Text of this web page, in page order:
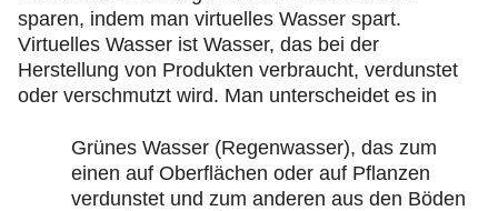
sparen, indem man virtuelles Wasser spart.
Virtuelles Wasser ist Wasser, das bei der
Herstellung von Produkten verbraucht, verdunstet
oder verschmutzt wird. Man unterscheidet es in
Grünes Wasser (Regenwasser), das zum
einen auf Oberflächen oder auf Pflanzen
verdunstet und zum anderen aus den Böden